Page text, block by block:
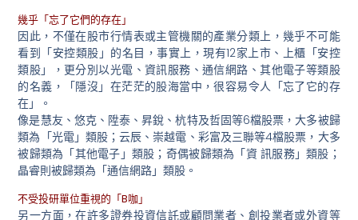
幾乎「忘了它們的存在」
因此，不僅在股市行情表或主管機關的產業分類上，幾乎不可能
看到「安控類股」的名目，事實上，現有12家上市、上櫃「安控
類股」，更分別以光電、資訊服務、通信網路、其他電子等類股
的名義，「隱沒」在茫茫的股海當中，很容易令人「忘了它的存
在」。
像是慧友、悠克、陞泰、昇銳、杭特及哲固等6檔股票，大多被歸
類為「光電」類股；云辰、崇越電、彩富及三聯等4檔股票，大多
被歸類為「其他電子」類股；奇偶被歸類為「資 訊服務」類股；
晶睿則被歸類為「通信網路」類股。
不受投研單位重視的「B咖」
另一方面，在許多證券投資信託或顧問業者、創投業者或外資等